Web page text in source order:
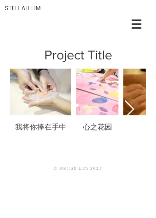
STELLAH LIM
Project Title
我将你捧在手中 心之花园
© Stellah Lim 2025